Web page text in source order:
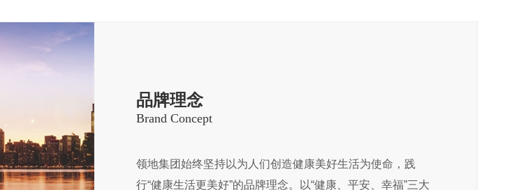
品牌理念
Brand Concept
领地集团始终坚持以为人们创造健康美好生活为使命，践
行“健康生活更美好”的品牌理念。以“健康、平安、幸福”三大